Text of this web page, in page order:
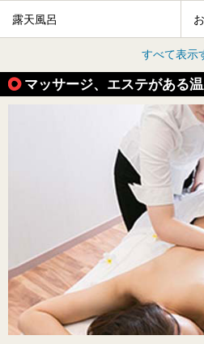
露天風呂
すべて表示
マッサージ、エステがある